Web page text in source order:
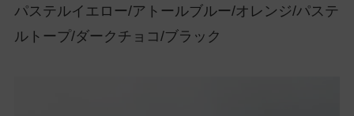
パステルイエロー/アトールブルー/オレンジ/パステ
ルトープ/ダークチョコ/ブラック